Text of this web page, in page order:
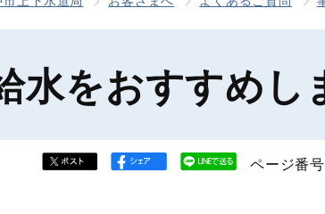
水をおすすめし
ページ番